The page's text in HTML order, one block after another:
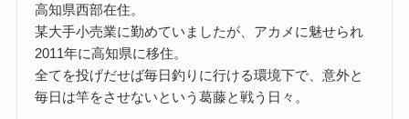
高知県西部在住。
某大手小売業に勤めていましたが、アカメに魅せられ
2011年に高知県に移住。
全てを投げだせば毎日釣りに行ける環境下で、意外と
毎日は竿をさせないという葛藤と戦う日々。